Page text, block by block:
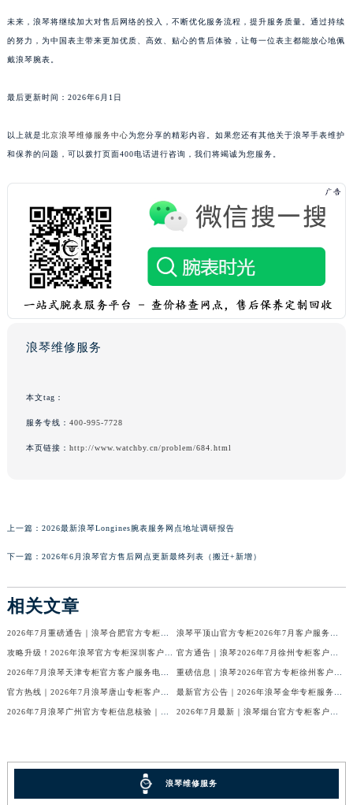
未来，浪琴将继续加大对售后网络的投入，不断优化服务流程，提升服务质量。通过持续
的努力，为中国表主带来更加优质、高效、贴心的售后体验，让每一位表主都能放心地佩
戴浪琴腕表。
最后更新时间：2026年6月1日
以上就是北京浪琴维修服务中心为您分享的精彩内容。如果您还有其他关于浪琴手表维护
和保养的问题，可以拨打页面400电话进行咨询，我们将竭诚为您服务。
浪琴维修服务
本文tag：
服务专线： 400-995-7728
本页链接： http://www.watchby.cn/problem/684.html
上一篇： 2026最新浪琴Longines腕表服务网点地址调研报告
下一篇： 2026年6月浪琴官方售后网点更新最终列表（搬迁+新增）
相关文章
浪琴维修服务